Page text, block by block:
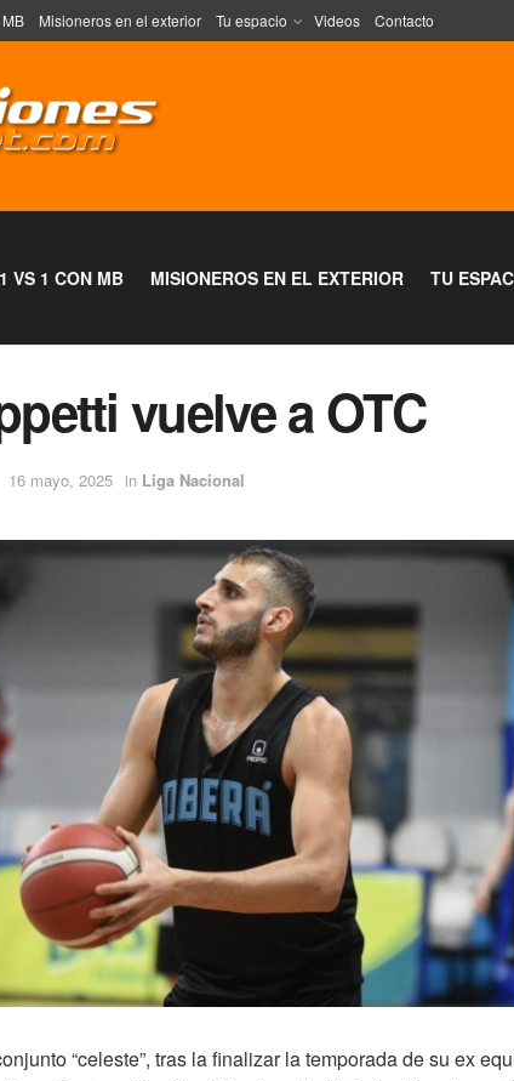
Misioneros en el exterior Tu espacio Videos Contacto
1 VS 1 CON MB MISIONEROS EN EL EXTERIOR TU
vuelve a OTC
16 mayo, 2025 in Liga Nacional
“celeste”, tras la finalizar la temporada de su ex